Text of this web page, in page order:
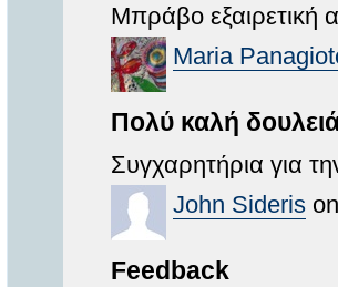
Μπράβο εξαιρετική
Maria
Πολύ καλή
Συγχαρητήρια για
John Sideris
Feedback